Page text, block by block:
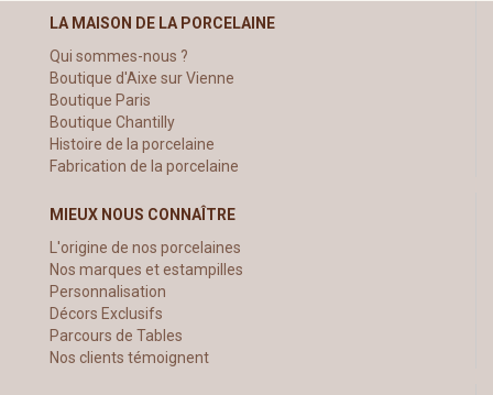
LA MAISON DE LA PORCELAINE
Qui sommes-nous ?
Boutique d'Aixe sur Vienne
Boutique Paris
Boutique Chantilly
Histoire de la porcelaine
Fabrication de la porcelaine
MIEUX NOUS CONNAÎTRE
L'origine de nos porcelaines
Nos marques et estampilles
Personnalisation
Décors Exclusifs
Parcours de Tables
Nos clients témoignent